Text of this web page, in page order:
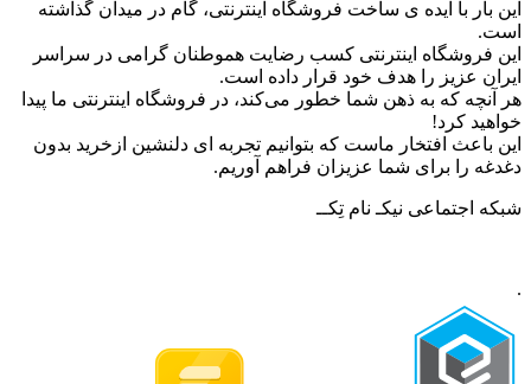
این بار با ایده ی ساخت فروشگاه اینترنتی، گام در میدان گذاشته
است.
این فروشگاه اینترنتی کسب رضایت هموطنان گرامی در سراسر
ایران عزیز را هدف خود قرار داده است.
هر آنچه که به ذهن شما خطور می‌کند، در فروشگاه اینترنتی ما پیدا
خواهید کرد!
این باعث افتخار ماست که بتوانیم تجربه ای دلنشین ازخرید بدون
دغدغه را برای شما عزیزان فراهم آوریم.
شبکه‌ اجتماعی نیکـ نام تِکــ
.